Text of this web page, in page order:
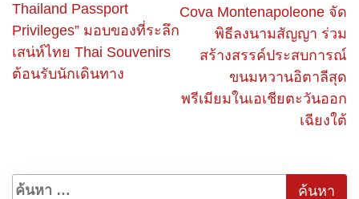
Thailand Passport
Privileges” มอบของที่ระลึก
เสน่ห์ไทย Thai Souvenirs
ต้อนรับนักเดินทาง
Cova Montenapoleone จัด
พิธีลงนามสัญญา ร่วม
สร้างสรรค์ประสบการณ์
ขนมหวานอิตาลีสุด
พรีเมียมในเอเชียตะวันออก
เฉียงใต้